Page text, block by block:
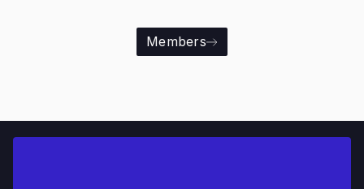
Members